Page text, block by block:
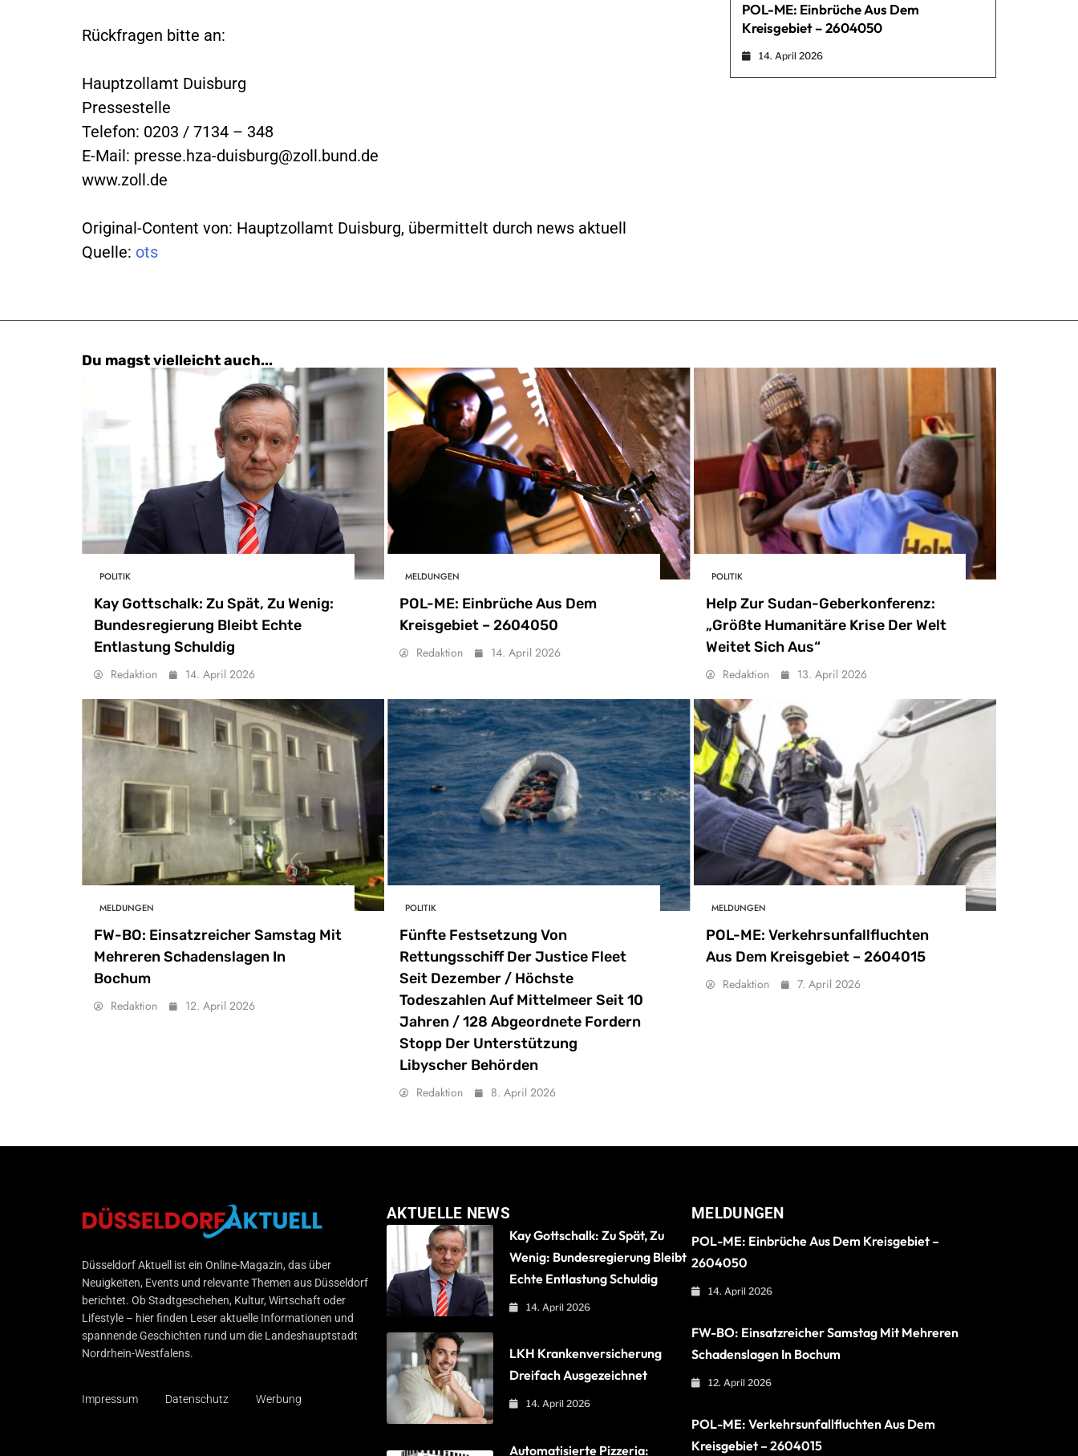
Rückfragen bitte an:
Hauptzollamt Duisburg
Pressestelle
Telefon: 0203 / 7134 – 348
E-Mail: presse.hza-duisburg@zoll.bund.de
www.zoll.de
Original-Content von: Hauptzollamt Duisburg, übermittelt durch news aktuell
Quelle: ots
POL-ME: Einbrüche Aus Dem
Kreisgebiet – 2604050
14. April 2026
Du magst vielleicht auch...
POLITIK
Kay Gottschalk: Zu Spät, Zu Wenig:
Bundesregierung Bleibt Echte
Entlastung Schuldig
Redaktion 14. April 2026
MELDUNGEN
POL-ME: Einbrüche Aus Dem
Kreisgebiet – 2604050
Redaktion 14. April 2026
POLITIK
Help Zur Sudan-Geberkonferenz:
„Größte Humanitäre Krise Der Welt
Weitet Sich Aus“
Redaktion 13. April 2026
MELDUNGEN
FW-BO: Einsatzreicher Samstag Mit
Mehreren Schadenslagen In
Bochum
Redaktion 12. April 2026
POLITIK
Fünfte Festsetzung Von
Rettungsschiff Der Justice Fleet
Seit Dezember / Höchste
Todeszahlen Auf Mittelmeer Seit 10
Jahren / 128 Abgeordnete Fordern
Stopp Der Unterstützung
Libyscher Behörden
Redaktion 8. April 2026
MELDUNGEN
POL-ME: Verkehrsunfallfluchten
Aus Dem Kreisgebiet – 2604015
Redaktion 7. April 2026
Düsseldorf Aktuell
Düsseldorf Aktuell ist ein Online-Magazin, das über
Neuigkeiten, Events und relevante Themen aus Düsseldorf
berichtet. Ob Stadtgeschehen, Kultur, Wirtschaft oder
Lifestyle – hier finden Leser aktuelle Informationen und
spannende Geschichten rund um die Landeshauptstadt
Nordrhein-Westfalens.
Impressum Datenschutz Werbung
AKTUELLE NEWS
Kay Gottschalk: Zu Spät, Zu
Wenig: Bundesregierung Bleibt
Echte Entlastung Schuldig
14. April 2026
LKH Krankenversicherung
Dreifach Ausgezeichnet
14. April 2026
Automatisierte Pizzeria:
MELDUNGEN
POL-ME: Einbrüche Aus Dem Kreisgebiet –
2604050
14. April 2026
FW-BO: Einsatzreicher Samstag Mit Mehreren
Schadenslagen In Bochum
12. April 2026
POL-ME: Verkehrsunfallfluchten Aus Dem
Kreisgebiet – 2604015